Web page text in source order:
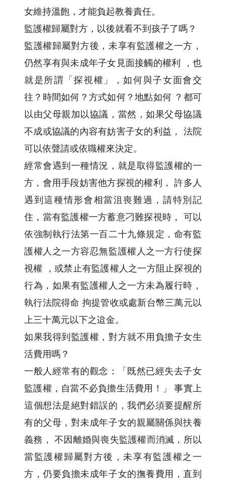
女維持溫飽，才能負起教養責任。
監護權歸屬對方，以後就看不到孩子了嗎？
監護權歸屬對方後，未享有監護權之一方，
仍然享有與未成年子女見面接觸的權利 ，也
就是所謂「探視權」，如何與子女面會交
往？時間如何？方式如何？地點如何 ？都可
以由父母親加以協議，當然，如果父母協議
不成或協議的內容有妨害子女的利益， 法院
可以依聲請或依職權來決定。
經常會遇到一種情況，就是取得監護權的一
方，會用手段妨害他方探視的權利， 許多人
遇到這種情形會相當沮喪難過，請特別記
住，當有監護權一方蓄意刁難探視時， 可以
依強制執行法第一百二十九條規定，命有監
護權人之一方容忍無監護權人之一方行使探
視權 ，或禁止有監護權人之一方阻止探視的
行為，如果有監護權人之一方未為履行時，
執行法院得命 拘提管收或處新台幣三萬元以
上三十萬元以下之迨金。
如果我得到監護權，對方就不用負擔子女生
活費用嗎？
一般人經常有的觀念：「既然已經失去子女
監護權，自當不必負擔生活費用！」 事實上
這個想法是絕對錯誤的，我們必須要提醒所
有的父母，對未成年子女的親屬關係與扶養
義務， 不因離婚與喪失監護權而消滅，所以
當監護權歸屬對方後，未享有監護權之一
方，仍要負擔未成年子女的撫養費用，直到